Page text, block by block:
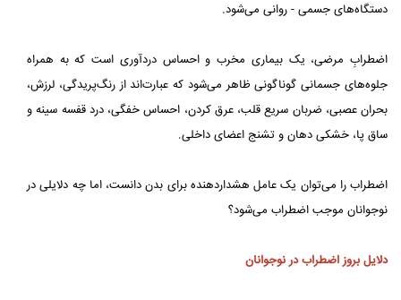
دستگاه‌های جسمی - روانی می‌شود.
اضطرابِ مرضی، یک بیماری مخرب و احساس دردآوری است که به همراه
جلوه‌های جسمانی گوناگونی ظاهر می‌شود که عبارت‌اند از رنگ‌پریدگی، لرزش،
بحران عصبی، ضربان سریع قلب، عرق کردن، احساس خفگی، درد قفسه سینه و
ساق پا، خشکی دهان و تشنج اعضای داخلی.
اضطراب را می‌توان یک عامل هشداردهنده برای بدن دانست، اما چه دلایلی در
نوجوانان موجب اضطراب می‌شود؟
دلایل بروز اضطراب در نوجوانان